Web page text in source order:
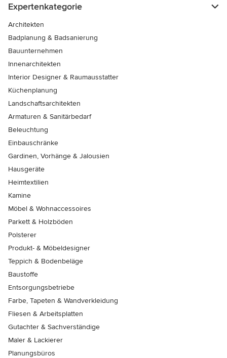
Expertenkategorie
Architekten
Badplanung & Badsanierung
Bauunternehmen
Innenarchitekten
Interior Designer & Raumausstatter
Küchenplanung
Landschaftsarchitekten
Armaturen & Sanitärbedarf
Beleuchtung
Einbauschränke
Gardinen, Vorhänge & Jalousien
Hausgeräte
Heimtextilien
Kamine
Möbel & Wohnaccessoires
Parkett & Holzböden
Polsterer
Produkt- & Möbeldesigner
Teppich & Bodenbeläge
Baustoffe
Entsorgungsbetriebe
Farbe, Tapeten & Wandverkleidung
Fliesen & Arbeitsplatten
Gutachter & Sachverständige
Maler & Lackierer
Planungsbüros